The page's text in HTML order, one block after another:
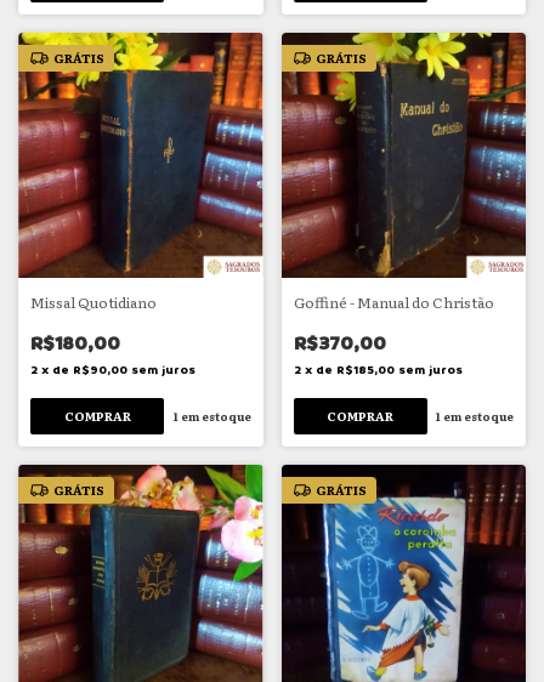
GRÁTIS
Missal Quotidiano
R$180,00
2 x de R$90,00 sem juros
1 em estoque
GRÁTIS
Goffiné - Manual do Christão
R$370,00
2 x de R$185,00 sem juros
1 em estoque
GRÁTIS GRÁTIS